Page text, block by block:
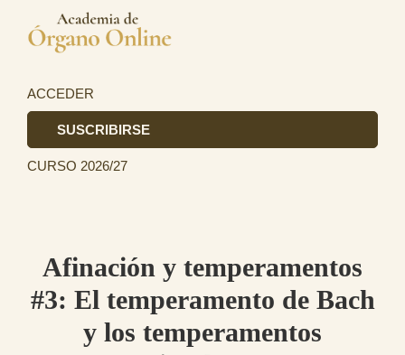
navegación
principal
principal
Órgano
primera
academia
de
Órgano
ámbito
hispanohablante.
ACCEDER
SUSCRIBIRSE
CURSO 2026/27
Afinación y temperamentos
#3: El temperamento de Bach
y los temperamentos